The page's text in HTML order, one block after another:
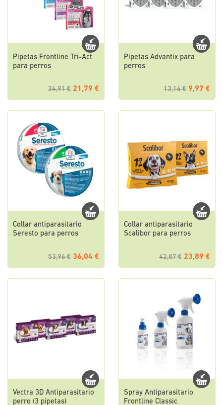
Pipetas Frontline Tri-Act
para perros
34,91 € 21,79 €
Pipetas Advantix para
perros
13,16 € 9,97 €
Collar antiparasitario
Seresto para perros
53,96 € 36,04 €
Collar antiparasitario
Scalibor para perros
42,87 € 23,89 €
Vectra 3D Antiparasitario
perro (3 pipetas)
Spray Antiparasitario
Frontline Classic